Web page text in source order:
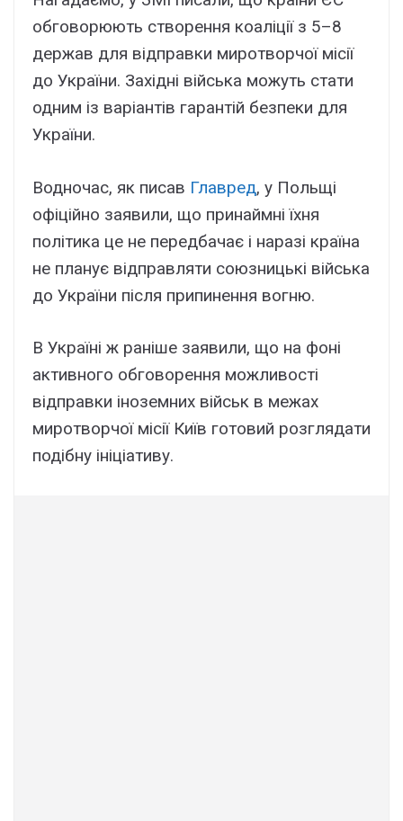
обговорюють створення коаліції з 5–8
держав для відправки миротворчої місії
до України. Західні війська можуть стати
одним із варіантів гарантій безпеки для
України.
Водночас, як писав Главред, у Польщі
офіційно заявили, що принаймні їхня
політика це не передбачає і наразі країна
не планує відправляти союзницькі війська
до України після припинення вогню.
В Україні ж раніше заявили, що на фоні
активного обговорення можливості
відправки іноземних військ в межах
миротворчої місії Київ готовий розглядати
подібну ініціативу.